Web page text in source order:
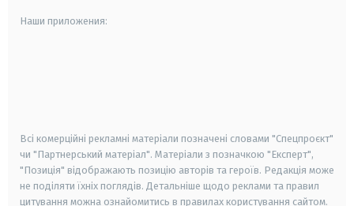
Наши приложения:
Всі комерційні рекламні матеріали позначені словами "Спецпроєкт"
чи "Партнерський матеріал". Матеріали з позначкою "Експерт",
"Позиція" відображають позицію авторів та героїв. Редакція може
не поділяти їхніх поглядів. Детальніше щодо реклами та правил
цитування можна ознайомитись в правилах користування сайтом.